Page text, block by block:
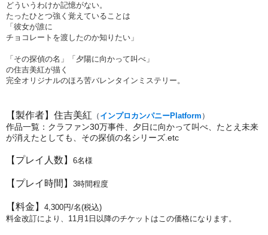
どういうわけか記憶がない。
たったひとつ強く覚えていることは
「彼女が誰に
チョコレートを渡したのか知りたい」
「その探偵の名」「夕陽に向かって叫べ」
の住吉美紅が描く
完全オリジナルのほろ苦バレンタインミステリー。
【製作者】住吉美紅 （ インプロカンパニーPlatform ）
作品一覧：クラファン30万事件、夕日に向かって叫べ、たとえ未来
が消えたとしても、その探偵の名シリーズ.etc
【プレイ人数】 6名様
【プレイ時間】 3時間程度
【料金】 4,300円/名(税込)
料金改訂により、11月1日以降のチケットはこの価格になります。